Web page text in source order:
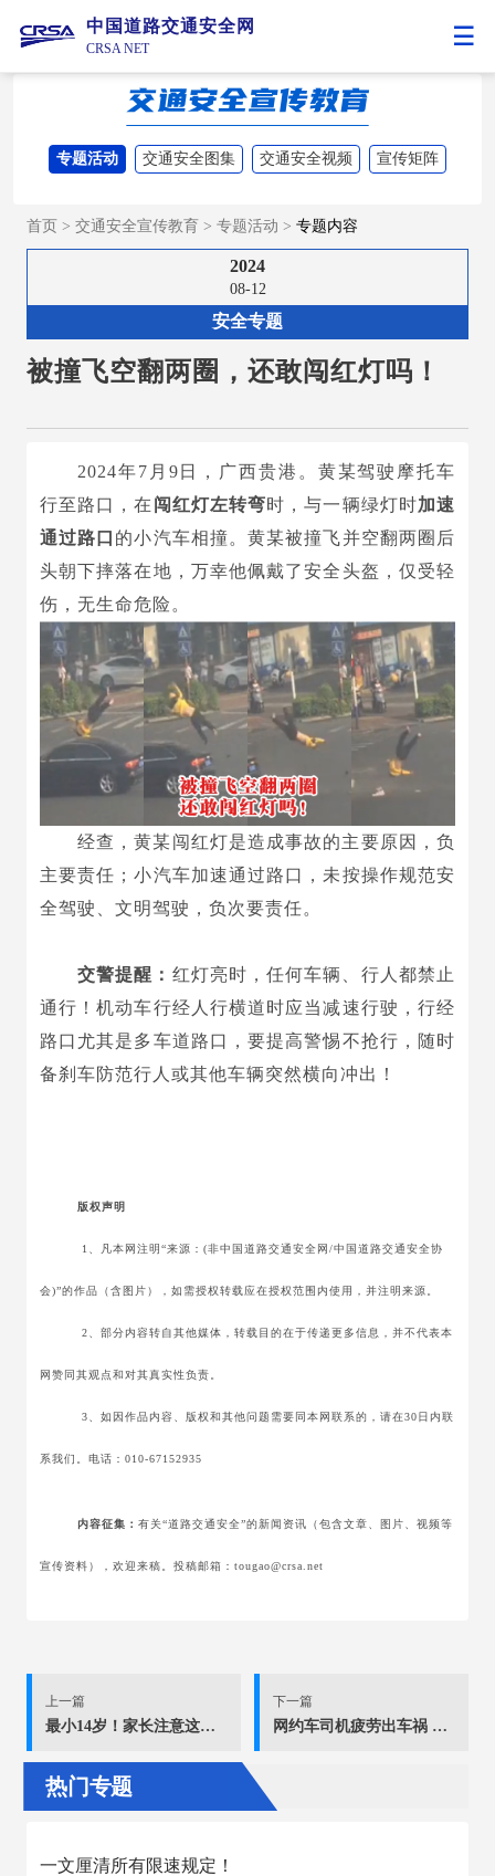
中国道路交通安全网
CRSA NET
专题活动 交通安全图集 交通安全视频 宣传矩阵
首页 > 交通安全宣传教育 > 专题活动 > 专题内容
2024
08-12
安全专题
被撞飞空翻两圈，还敢闯红灯吗！
2024年7月9日，广西贵港。黄某驾驶摩托车
行至路口，在 闯红灯左转弯时，与一辆绿灯时加速
通过路口 的小汽车相撞。黄某被撞飞并空翻两圈后
头朝下摔落在地，万幸他佩戴了安全头盔，仅受轻
伤，无生命危险。
经查，黄某闯红灯是造成事故的主要原因，负
主要责任；小汽车加速通过路口，未按操作规范安
全驾驶、文明驾驶，负次要责任。
交警提醒： 红灯亮时，任何车辆、行人都禁止
通行！机动车行经人行横道时应当减速行驶，行经
路口尤其是多车道路口，要提高警惕不抢行，随时
备刹车防范行人或其他车辆突然横向冲出！
版权声明
1、凡本网注明“来源：(非中国道路交通安全网/中国道路交通安全协
会)”的作品（含图片），如需授权转载应在授权范围内使用，并注明来源。
2、部分内容转自其他媒体，转载目的在于传递更多信息，并不代表本
网赞同其观点和对其真实性负责。
3、如因作品内容、版权和其他问题需要同本网联系的，请在30日内联
系我们。电话：010-67152935
内容征集： 有关“道路交通安全”的新闻资讯（包含文章、图片、视频等
宣传资料），欢迎来稿。投稿邮箱：tougao@crsa.net
上一篇
最小14岁！家长注意这些血泪教训！
下一篇
网约车司机疲劳出车祸 竟向乘客撒谎：“刹车失灵了！”
热门专题
一文厘清所有限速规定！